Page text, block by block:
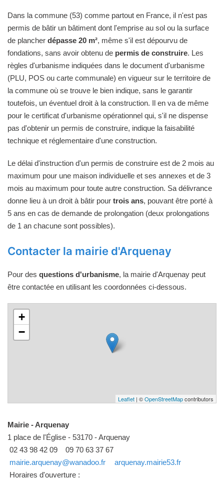
Dans la commune (53) comme partout en France, il n'est pas
permis de bâtir un bâtiment dont l'emprise au sol ou la surface
de plancher dépasse 20 m², même s'il est dépourvu de
fondations, sans avoir obtenu de permis de construire. Les
règles d'urbanisme indiquées dans le document d'urbanisme
(PLU, POS ou carte communale) en vigueur sur le territoire de
la commune où se trouve le bien indique, sans le garantir
toutefois, un éventuel droit à la construction. Il en va de même
pour le certificat d'urbanisme opérationnel qui, s'il ne dispense
pas d'obtenir un permis de construire, indique la faisabilité
technique et réglementaire d'une construction.
Le délai d'instruction d'un permis de construire est de 2 mois au
maximum pour une maison individuelle et ses annexes et de 3
mois au maximum pour toute autre construction. Sa délivrance
donne lieu à un droit à bâtir pour trois ans, pouvant être porté à
5 ans en cas de demande de prolongation (deux prolongations
de 1 an chacune sont possibles).
Contacter la mairie d'Arquenay
Pour des questions d'urbanisme, la mairie d'Arquenay peut
être contactée en utilisant les coordonnées ci-dessous.
+
−
Leaflet | ©OpenStreetMapcontributors
Mairie - Arquenay
1 place de l'Église - 53170 - Arquenay
02 43 98 42 09
09 70 63 37 67
mairie.arquenay@wanadoo.fr
arquenay.mairie53.fr
Horaires d'ouverture :